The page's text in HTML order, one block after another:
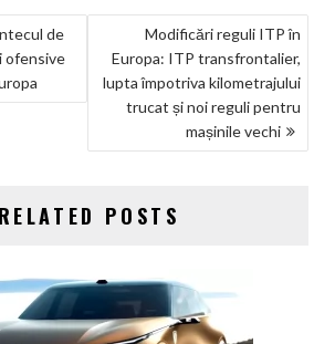
de
ofensive
Modificări reguli ITP în
Europa: ITP transfrontalier,
lupta împotriva kilometrajului
trucat și noi reguli pentru
mașinile vechi
RELATED POSTS